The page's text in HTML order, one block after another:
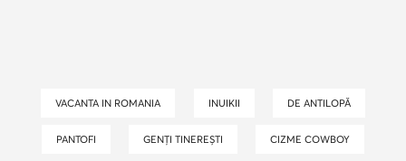
VACANTA IN ROMANIA INUIKII DE ANTILOPĂ
PANTOFI GENȚI TINEREȘTI CIZME COWBOY